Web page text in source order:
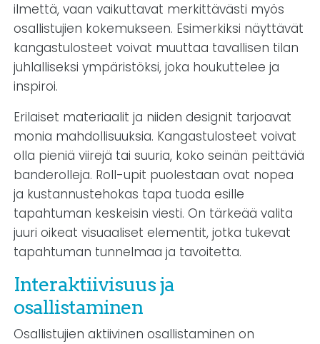
ilmettä, vaan vaikuttavat merkittävästi myös
osallistujien kokemukseen. Esimerkiksi näyttävät
kangastulosteet voivat muuttaa tavallisen tilan
juhlalliseksi ympäristöksi, joka houkuttelee ja
inspiroi.
Erilaiset materiaalit ja niiden designit tarjoavat
monia mahdollisuuksia. Kangastulosteet voivat
olla pieniä viirejä tai suuria, koko seinän peittäviä
banderolleja. Roll-upit puolestaan ovat nopea
ja kustannustehokas tapa tuoda esille
tapahtuman keskeisin viesti. On tärkeää valita
juuri oikeat visuaaliset elementit, jotka tukevat
tapahtuman tunnelmaa ja tavoitetta.
Interaktiivisuus ja
osallistaminen
Osallistujien aktiivinen osallistaminen on